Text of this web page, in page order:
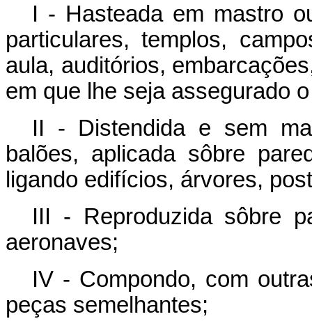
I - Hasteada em mastro
particulares, templos,
aula, auditórios,
em que lhe seja assegurado
II - Distendida e sem
balões, aplicada sôbre
ligando edifícios, árvores,
III - Reproduzida sôbre
aeronaves;
IV - Compondo, com
peças semelhantes;